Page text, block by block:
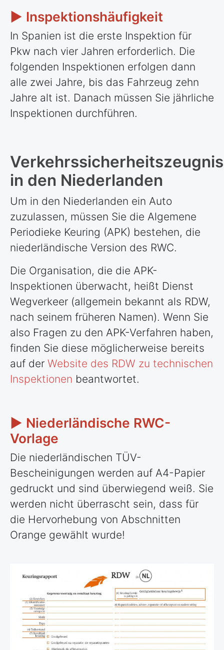
► Inspektionshäufigkeit
In Spanien ist die erste Inspektion für
Pkw nach vier Jahren erforderlich. Die
folgenden Inspektionen erfolgen dann
alle zwei Jahre, bis das Fahrzeug zehn
Jahre alt ist. Danach müssen Sie jährliche
Inspektionen durchführen.
Verkehrssicherheitszeugnis
in den Niederlanden
Um in den Niederlanden ein Auto
zuzulassen, müssen Sie die Algemene
Periodieke Keuring (APK) bestehen, die
niederländische Version des RWC.
Die Organisation, die die APK-
Inspektionen überwacht, heißt Dienst
Wegverkeer (allgemein bekannt als RDW,
nach seinem früheren Namen). Wenn Sie
also Fragen zu den APK-Verfahren haben,
finden Sie diese möglicherweise bereits
auf der Website des RDW zu technischen
Inspektionen beantwortet.
► Niederländische RWC-
Vorlage
Die niederländischen TÜV-
Bescheinigungen werden auf A4-Papier
gedruckt und sind überwiegend weiß. Sie
werden nicht überrascht sein, dass für
die Hervorhebung von Abschnitten
Orange gewählt wurde!